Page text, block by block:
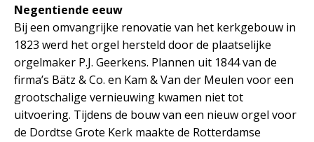
Negentiende eeuw
Bij een omvangrijke renovatie van het kerkgebouw in
1823 werd het orgel hersteld door de plaatselijke
orgelmaker P.J. Geerkens. Plannen uit 1844 van de
firma’s Bätz & Co. en Kam & Van der Meulen voor een
grootschalige vernieuwing kwamen niet tot
uitvoering. Tijdens de bouw van een nieuw orgel voor
de Dordtse Grote Kerk maakte de Rotterdamse